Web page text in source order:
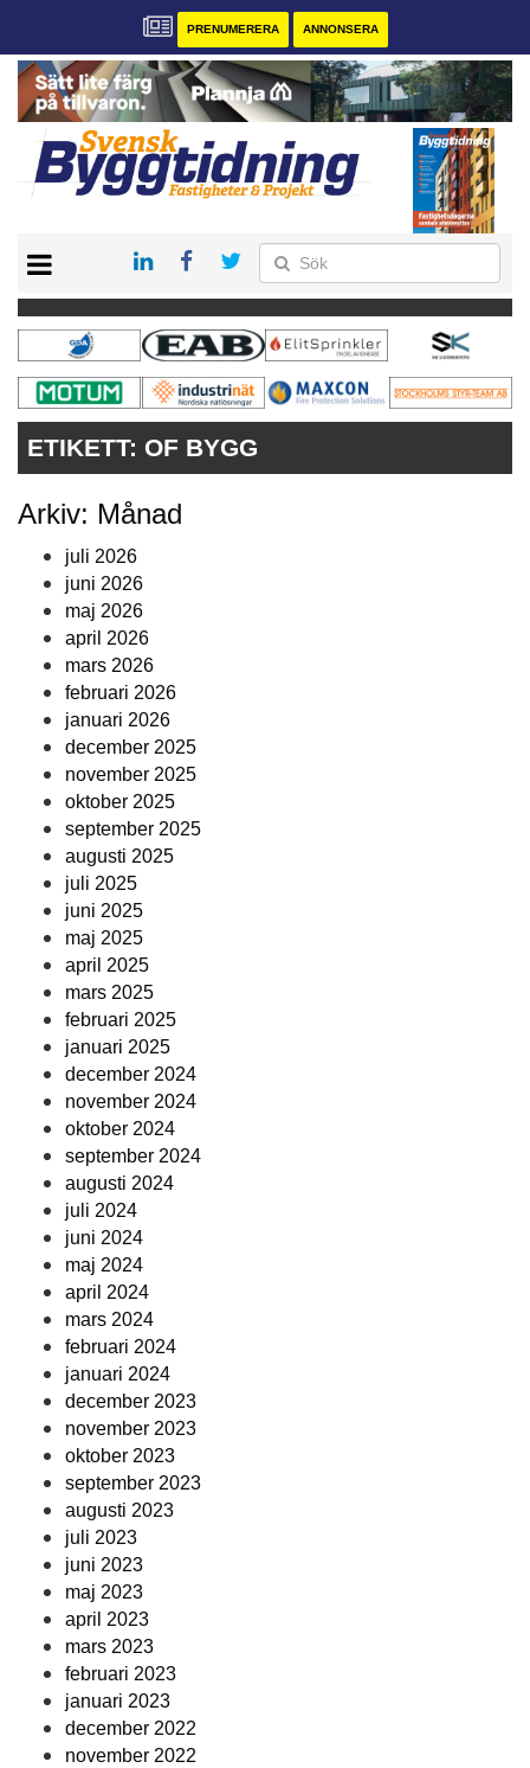
PRENUMERERA ANNONSERA
PRENUMERERA
VÅRA ANDRA MAGASIN
ANNONSERA
KONTAKT
ETIKETT: OF BYGG
Arkiv: Månad
juli 2026
juni 2026
maj 2026
april 2026
mars 2026
februari 2026
januari 2026
december 2025
november 2025
oktober 2025
september 2025
augusti 2025
juli 2025
juni 2025
maj 2025
april 2025
mars 2025
februari 2025
januari 2025
december 2024
november 2024
oktober 2024
september 2024
augusti 2024
juli 2024
juni 2024
maj 2024
april 2024
mars 2024
februari 2024
januari 2024
december 2023
november 2023
oktober 2023
september 2023
augusti 2023
juli 2023
juni 2023
maj 2023
april 2023
mars 2023
februari 2023
januari 2023
december 2022
november 2022